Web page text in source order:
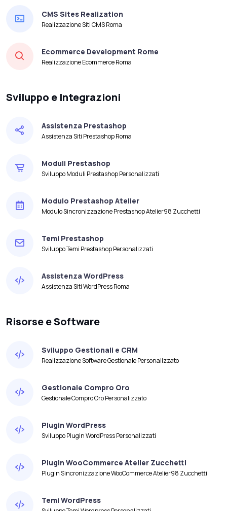
CMS Sites Realization
Realizzazione Siti CMS Roma
Ecommerce Development Rome
Realizzazione Ecommerce Roma
Sviluppo e Integrazioni
Assistenza Prestashop
Assistenza Siti Prestashop Roma
Moduli Prestashop
Sviluppo Moduli Prestashop Personalizzati
Modulo Prestashop Atelier
Modulo Sincronizzazione Prestashop Atelier98 Zucchetti
Temi Prestashop
Sviluppo Temi Prestashop Personalizzati
Assistenza WordPress
Assistenza Siti WordPress Roma
Risorse e Software
Sviluppo Gestionali e CRM
Realizzazione Software Gestionale Personalizzato
Gestionale Compro Oro
Gestionale Compro Oro Personalizzato
Plugin WordPress
Sviluppo Plugin WordPress Personalizzati
Plugin WooCommerce Atelier Zucchetti
Plugin Sincronizzazione WooCommerce Atelier98 Zucchetti
Temi WordPress